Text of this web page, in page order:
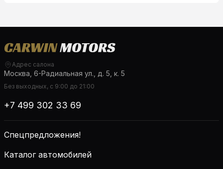
Адрес салона
Москва, 6-Радиальная ул., д. 5, к. 5
Без выходных, с 9:00 до 21:00
+7 499 302 33 69
Спецпредложения!
Каталог автомобилей